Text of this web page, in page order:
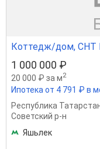
Коттедж/дом, СНТ
1 000 000 ₽
20 000 ₽ за м2
Ипотека от 4 791 ₽ в
Республика
Советский р-н
Яшьлек